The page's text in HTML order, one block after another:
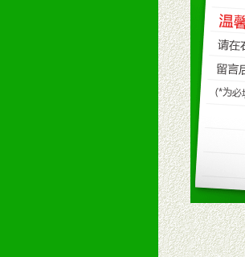
2、不断开创
九、加盟优势
1、广告企划
场武器。
2、市场保护
3、对代理商
4、营销技术
5、返利奖励
6、售后服务
7、退换货支
十、代理条件